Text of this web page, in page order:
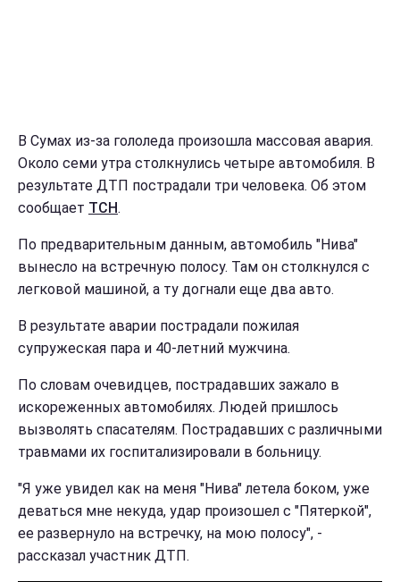
В Сумах из-за гололеда произошла массовая авария.
Около семи утра столкнулись четыре автомобиля. В
результате ДТП пострадали три человека. Об этом
сообщает ТСН.
По предварительным данным, автомобиль "Нива"
вынесло на встречную полосу. Там он столкнулся с
легковой машиной, а ту догнали еще два авто.
В результате аварии пострадали пожилая
супружеская пара и 40-летний мужчина.
По словам очевидцев, пострадавших зажало в
искореженных автомобилях. Людей пришлось
вызволять спасателям. Пострадавших с различными
травмами их госпитализировали в больницу.
"Я уже увидел как на меня "Нива" летела боком, уже
деваться мне некуда, удар произошел с "Пятеркой",
ее развернуло на встречку, на мою полосу", -
рассказал участник ДТП.